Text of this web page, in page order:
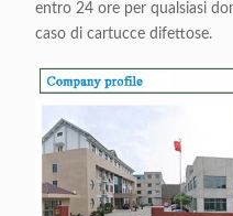
entro 24 ore per qualsiasi
caso di cartucce difettose.